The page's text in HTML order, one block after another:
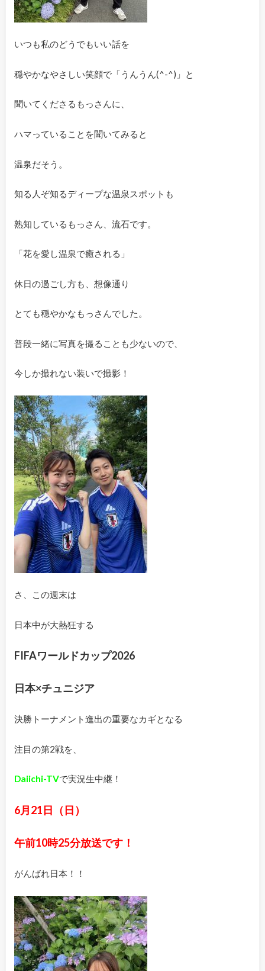
いつも私のどうでもいい話を
穏やかなやさしい笑顔で「うんうん(^-^)」と
聞いてくださるもっさんに、
ハマっていることを聞いてみると
温泉だそう。
知る人ぞ知るディープな温泉スポットも
熟知しているもっさん、流石です。
「花を愛し温泉で癒される」
休日の過ごし方も、想像通り
とても穏やかなもっさんでした。
普段一緒に写真を撮ることも少ないので、
今しか撮れない装いで撮影！
さ、この週末は
日本中が大熱狂する
FIFAワールドカップ2026
日本×チュニジア
決勝トーナメント進出の重要なカギとなる
注目の第2戦を、
Daiichi-TVで実況生中継！
6月21日（日）
午前10時25分放送です！
がんばれ日本！！